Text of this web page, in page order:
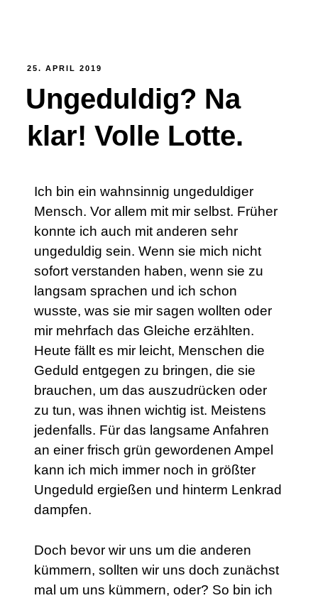
25. APRIL 2019
Ungeduldig? Na
klar! Volle Lotte.
Ich bin ein wahnsinnig ungeduldiger
Mensch. Vor allem mit mir selbst. Früher
konnte ich auch mit anderen sehr
ungeduldig sein. Wenn sie mich nicht
sofort verstanden haben, wenn sie zu
langsam sprachen und ich schon
wusste, was sie mir sagen wollten oder
mir mehrfach das Gleiche erzählten.
Heute fällt es mir leicht, Menschen die
Geduld entgegen zu bringen, die sie
brauchen, um das auszudrücken oder
zu tun, was ihnen wichtig ist. Meistens
jedenfalls. Für das langsame Anfahren
an einer frisch grün gewordenen Ampel
kann ich mich immer noch in größter
Ungeduld ergießen und hinterm Lenkrad
dampfen.
Doch bevor wir uns um die anderen
kümmern, sollten wir uns doch zunächst
mal um uns kümmern, oder? So bin ich